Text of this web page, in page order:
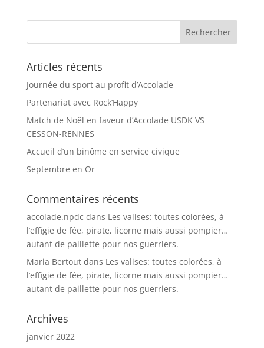
Articles récents
Journée du sport au profit d’Accolade
Partenariat avec Rock’Happy
Match de Noël en faveur d’Accolade USDK VS
CESSON-RENNES
Accueil d’un binôme en service civique
Septembre en Or
Commentaires récents
accolade.npdc dans Les valises: toutes colorées, à
l’effigie de fée, pirate, licorne mais aussi pompier…
autant de paillette pour nos guerriers.
Maria Bertoutdans Les valises: toutes colorées, à
l’effigie de fée, pirate, licorne mais aussi pompier…
autant de paillette pour nos guerriers.
Archives
janvier 2022